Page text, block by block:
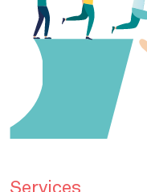
Services